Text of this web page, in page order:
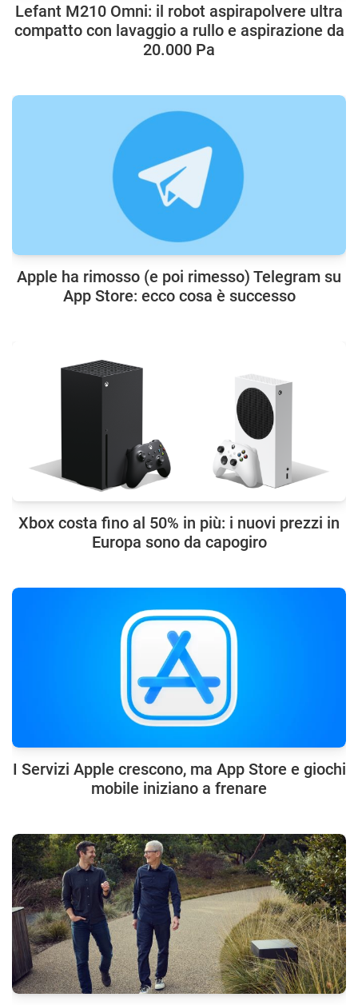
Lefant M210 Omni: il robot aspirapolvere ultra
compatto con lavaggio a rullo e aspirazione da
20.000 Pa
Apple ha rimosso (e poi rimesso) Telegram su
App Store: ecco cosa è successo
Xbox costa fino al 50% in più: i nuovi prezzi in
Europa sono da capogiro
I Servizi Apple crescono, ma App Store e giochi
mobile iniziano a frenare